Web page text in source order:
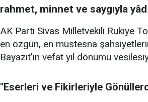
rahmet, minnet ve saygıyla
AK Parti Sivas Milletvekili Rukiye
en özgün, en müstesna
Bayazıt’ın vefat yıl dönümü
"Eserleri ve Fikirleriyle